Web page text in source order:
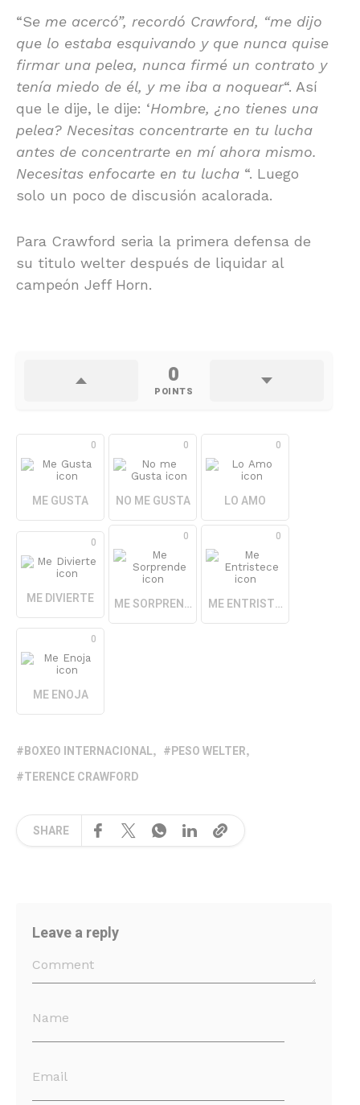
“Se me acercó”, recordó Crawford, “me dijo
que lo estaba esquivando y que nunca quise
firmar una pelea, nunca firmé un contrato y
tenía miedo de él, y me iba a noquear“. Así
que le dije, le dije: ‘Hombre, ¿no tienes una
pelea? Necesitas concentrarte en tu lucha
antes de concentrarte en mí ahora mismo.
Necesitas enfocarte en tu lucha “. Luego
solo un poco de discusión acalorada.
Para Crawford seria la primera defensa de
su titulo welter después de liquidar al
campeón Jeff Horn.
0
POINTS
0
ME GUSTA
0
NO ME GUSTA
0
LO AMO
0
ME DIVIERTE
0
ME SORPRENDE
0
ME ENTRISTECE
0
ME ENOJA
BOXEO INTERNACIONAL
PESO WELTER
TERENCE CRAWFORD
SHARE
Leave a reply